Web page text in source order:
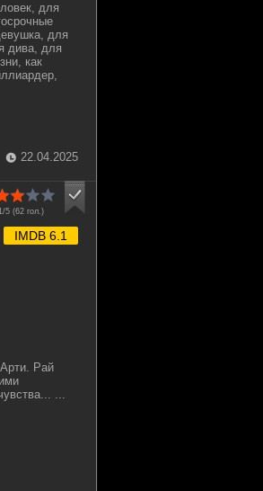
для
для
дива, для
как
22.04.2025
5 (62 гол.)
IMDB 6.1
Рай
...